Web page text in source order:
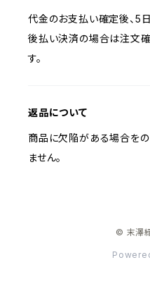
代金のお支払い確定後、5
後払い決済の場合は注文
す。
返品について
商品に欠陥がある場合を
ません。
© 末澤